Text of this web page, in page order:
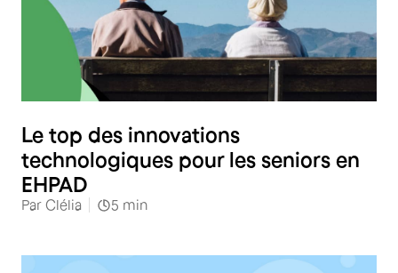
Le top des innovations
technologiques pour les seniors en
EHPAD
Par Clélia 5 min